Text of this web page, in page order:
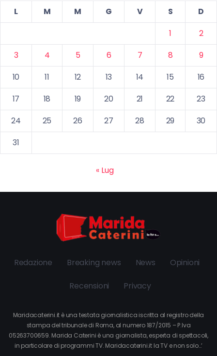
L
M M G V S
D
1
2
3
4 5 6 7 8
9
10
11 12 13 14 15
16
17
18 19 20 21 22
23
24
25 26 27 28 29
30
31
« Lug
Redazione Breaking news News Opinioni
Recensioni Privacy
Maridacaterini.it è una testata giornalistica iscritta al registro della
stampa del tribunale di Roma, al numero 187/2015 – P.Iva
05263700659. Marida Caterini è una giornalista, esperta di spettacoli,
in particolare di programmi TV. Maridacaterini.it la TV e non solo…’